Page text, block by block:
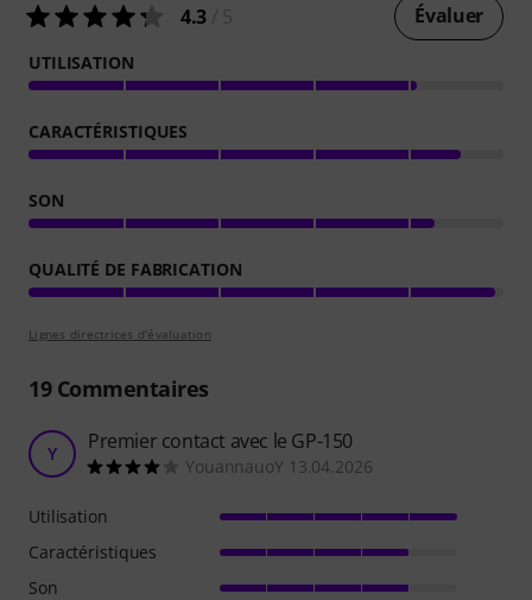
4.3 Évaluer
UTILISATION
CARACTÉRISTIQUES
SON
QUALITÉ DE FABRICATION
Lignes directrices d'évaluation
19Commentaires
Y Premier contact avec le GP-150
YouannauoY 13.04.2026
Utilisation
Caractéristiques
Son